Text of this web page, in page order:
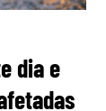
dia e